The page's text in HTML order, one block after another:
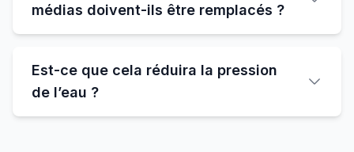
médias doivent-ils être remplacés ?
Est-ce que cela réduira la pression
de l’eau ?